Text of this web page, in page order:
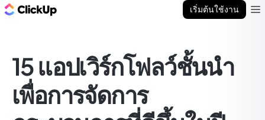
เริ่มต้นใช้งาน
15 แอปเวิร์กโฟลว์ชั้นนำ
เพื่อการจัดการ